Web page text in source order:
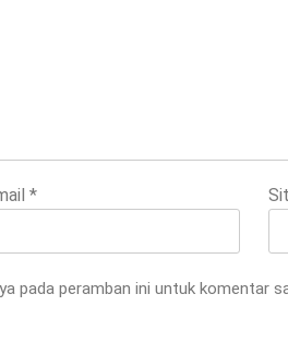
*
pada peramban ini untuk komentar